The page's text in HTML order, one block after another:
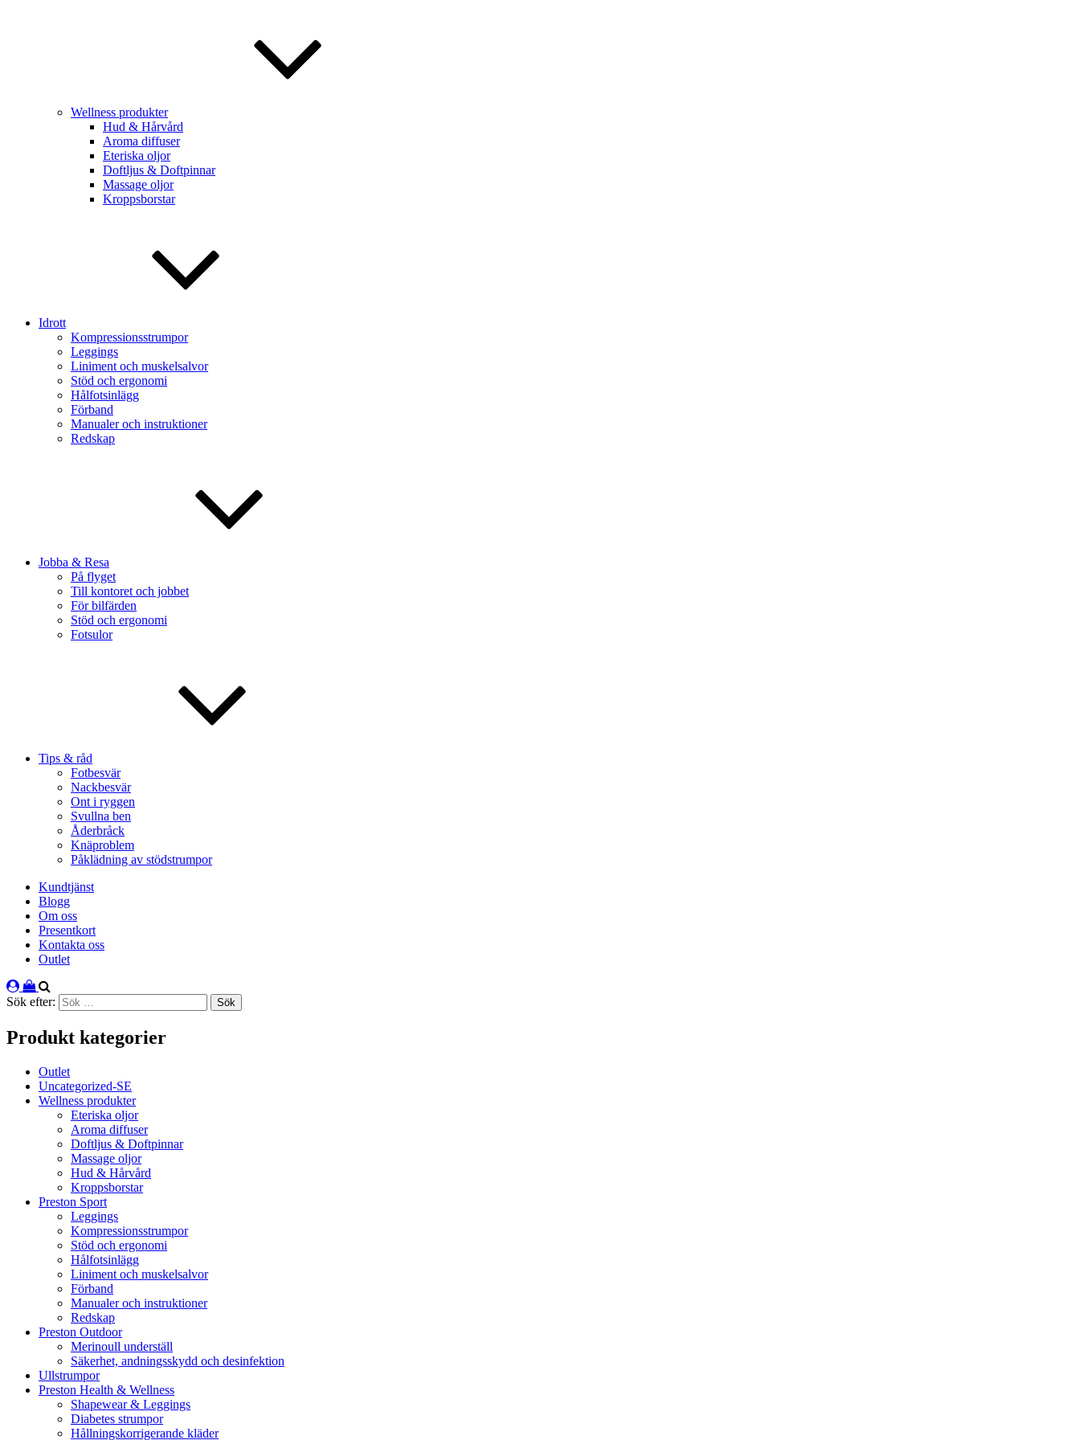
Wellness produkter
Hud & Hårvård
Aroma diffuser
Eteriska oljor
Doftljus & Doftpinnar
Massage oljor
Kroppsborstar
Idrott
Kompressionsstrumpor
Leggings
Liniment och muskelsalvor
Stöd och ergonomi
Hålfotsinlägg
Förband
Manualer och instruktioner
Redskap
Jobba & Resa
På flyget
Till kontoret och jobbet
För bilfärden
Stöd och ergonomi
Fotsulor
Tips & råd
Fotbesvär
Nackbesvär
Ont i ryggen
Svullna ben
Åderbråck
Knäproblem
Påklädning av stödstrumpor
Kundtjänst
Blogg
Om oss
Presentkort
Kontakta oss
Outlet
Sök efter:
Produkt kategorier
Outlet
Uncategorized-SE
Wellness produkter
Eteriska oljor
Aroma diffuser
Doftljus & Doftpinnar
Massage oljor
Hud & Hårvård
Kroppsborstar
Preston Sport
Leggings
Kompressionsstrumpor
Stöd och ergonomi
Hålfotsinlägg
Liniment och muskelsalvor
Förband
Manualer och instruktioner
Redskap
Preston Outdoor
Merinoull underställ
Säkerhet, andningsskydd och desinfektion
Ullstrumpor
Preston Health & Wellness
Shapewear & Leggings
Diabetes strumpor
Hållningskorrigerande kläder